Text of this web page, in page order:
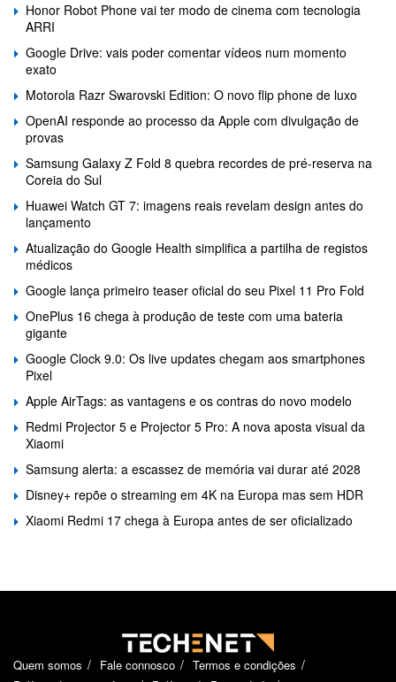
Honor Robot Phone vai ter modo de cinema com tecnologia
ARRI
Google Drive: vais poder comentar vídeos num momento
exato
Motorola Razr Swarovski Edition: O novo flip phone de luxo
OpenAI responde ao processo da Apple com divulgação de
provas
Samsung Galaxy Z Fold 8 quebra recordes de pré-reserva na
Coreia do Sul
Huawei Watch GT 7: imagens reais revelam design antes do
lançamento
Atualização do Google Health simplifica a partilha de registos
médicos
Google lança primeiro teaser oficial do seu Pixel 11 Pro Fold
OnePlus 16 chega à produção de teste com uma bateria
gigante
Google Clock 9.0: Os live updates chegam aos smartphones
Pixel
Apple AirTags: as vantagens e os contras do novo modelo
Redmi Projector 5 e Projector 5 Pro: A nova aposta visual da
Xiaomi
Samsung alerta: a escassez de memória vai durar até 2028
Disney+ repõe o streaming em 4K na Europa mas sem HDR
Xiaomi Redmi 17 chega à Europa antes de ser oficializado
Quem somos Fale connosco
Termos e condições